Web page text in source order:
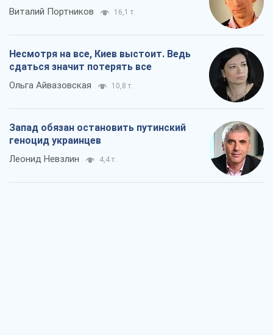
Виталий Портников 16,1 т.
Несмотря на все, Киев выстоит. Ведь
сдаться значит потерять все
Ольга Айвазовская 10,8 т.
Запад обязан остановить путинский
геноцид украинцев
Леонид Невзлин 4,4 т.